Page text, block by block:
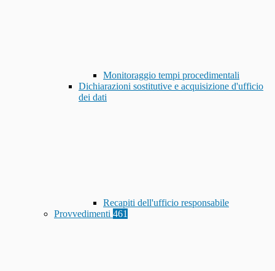
Monitoraggio tempi procedimentali
Dichiarazioni sostitutive e acquisizione d'ufficio
dei dati
Recapiti dell'ufficio responsabile
Provvedimenti 461